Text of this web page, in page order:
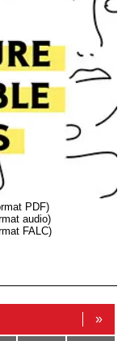
PDF)
audio)
FALC)
»